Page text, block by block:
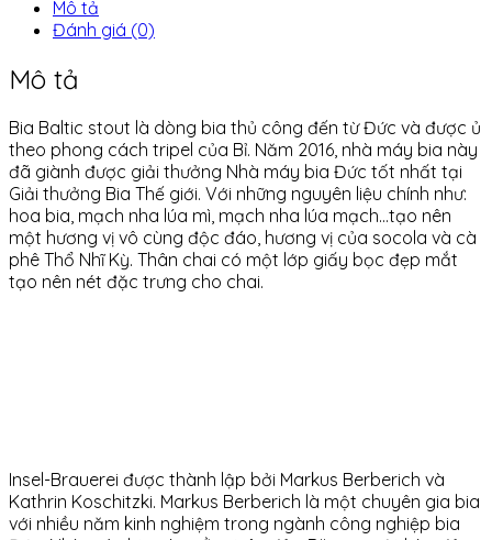
Mô tả
Đánh giá (0)
Mô tả
Bia Baltic stout là dòng bia thủ công đến từ Đức và được ủ
theo phong cách tripel của Bỉ. Năm 2016, nhà máy bia này
đã giành được giải thưởng Nhà máy bia Đức tốt nhất tại
Giải thưởng Bia Thế giới. Với những nguyên liệu chính như:
hoa bia, mạch nha lúa mì, mạch nha lúa mạch…tạo nên
một hương vị vô cùng độc đáo, hương vị của socola và cà
phê Thổ Nhĩ Kỳ. Thân chai có một lớp giấy bọc đẹp mắt
tạo nên nét đặc trưng cho chai.
Insel-Brauerei được thành lập bởi Markus Berberich và
Kathrin Koschitzki. Markus Berberich là một chuyên gia bia
với nhiều năm kinh nghiệm trong ngành công nghiệp bia